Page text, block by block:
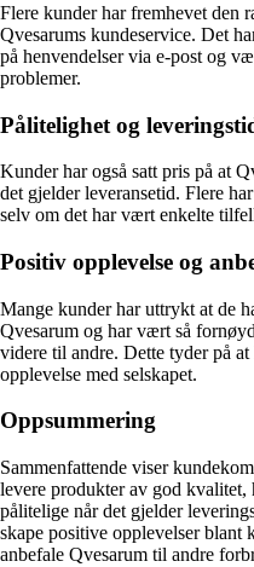
Flere kunder har fremhevet den
Qvesarums kundeservice. Det
på henvendelser via e-post og
problemer.
Pålitelighet og
Kunder har også satt pris på at
det gjelder leveransetid. Flere
selv om det har vært enkelte
Positiv opplevelse og
Mange kunder har uttrykt at de
Qvesarum og har vært så
videre til andre. Dette tyder på
opplevelse med selskapet.
Oppsummering
Sammenfattende viser
levere produkter av god
pålitelige når det gjelder
skape positive opplevelser blant
anbefale Qvesarum til andre